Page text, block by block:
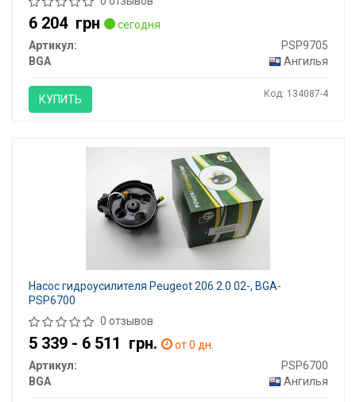
6 204 грн
сегодня
Артикул:
PSP9705
BGA
Ангилья
КУПИТЬ Код: 134087-4
Насос гидроусилителя Peugeot 206 2.0 02-, BGA-
PSP6700
0 отзывов
5 339 - 6 511 грн.
от 0 дн.
Артикул:
PSP6700
BGA
Ангилья